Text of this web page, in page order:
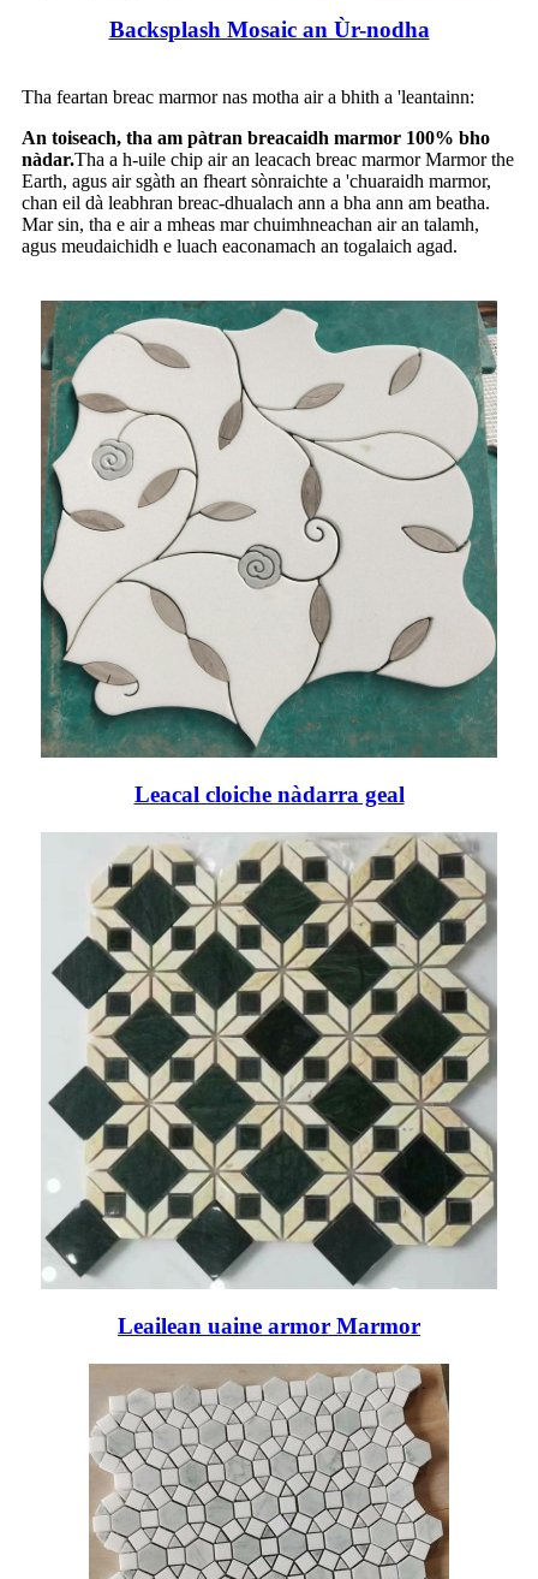
Backsplash Mosaic an Ùr-nodha
Tha feartan breac marmor nas motha air a bhith a 'leantainn:
An toiseach, tha am pàtran breacaidh marmor 100% bho
nàdar.Tha a h-uile chip air an leacach breac marmor Marmor the
Earth, agus air sgàth an fheart sònraichte a 'chuaraidh marmor,
chan eil dà leabhran breac-dhualach ann a bha ann am beatha.
Mar sin, tha e air a mheas mar chuimhneachan air an talamh,
agus meudaichidh e luach eaconamach an togalaich agad.
Leacal cloiche nàdarra geal
Leailean uaine armor Marmor